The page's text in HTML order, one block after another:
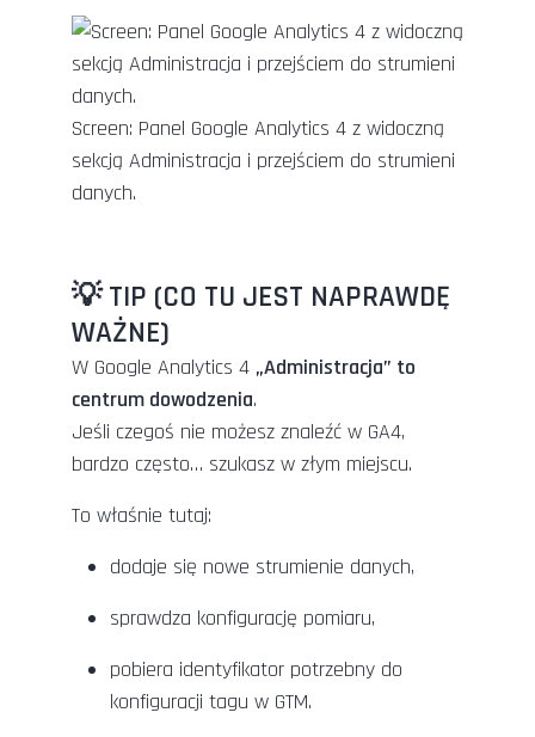
Screen: Panel Google Analytics 4 z widoczną
sekcją Administracja i przejściem do strumieni
danych.
💡 TIP (CO TU JEST NAPRAWDĘ
WAŻNE)
W Google Analytics 4 „Administracja” to
centrum dowodzenia.
Jeśli czegoś nie możesz znaleźć w GA4,
bardzo często… szukasz w złym miejscu.
To właśnie tutaj:
dodaje się nowe strumienie danych,
sprawdza konfigurację pomiaru,
pobiera identyfikator potrzebny do
konfiguracji tagu w GTM.